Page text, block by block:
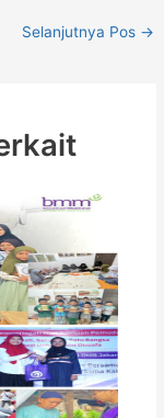
Selanjutnya Pos →